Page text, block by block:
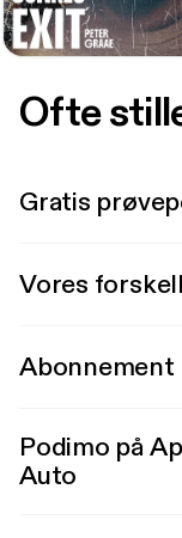
Ofte
Gratis
Vores
Abonnement
Podimo på
Auto